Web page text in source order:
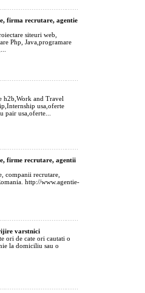
firma recrutare, agentie
siteuri web,
Php, Java,programare
h2b,Work and Travel
usa,oferte
pair usa,oferte...
firme recrutare, agentii
companii recrutare,
http://www.agentie-
varstnici
ori de cate ori cautati o
la domiciliu sau o